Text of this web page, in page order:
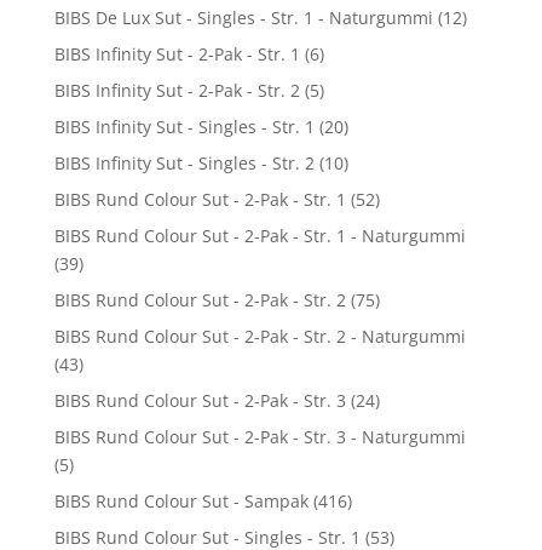
BIBS De Lux Sut - Singles - Str. 1 - Naturgummi (12)
BIBS Infinity Sut - 2-Pak - Str. 1 (6)
BIBS Infinity Sut - 2-Pak - Str. 2 (5)
BIBS Infinity Sut - Singles - Str. 1 (20)
BIBS Infinity Sut - Singles - Str. 2 (10)
BIBS Rund Colour Sut - 2-Pak - Str. 1 (52)
BIBS Rund Colour Sut - 2-Pak - Str. 1 - Naturgummi
(39)
BIBS Rund Colour Sut - 2-Pak - Str. 2 (75)
BIBS Rund Colour Sut - 2-Pak - Str. 2 - Naturgummi
(43)
BIBS Rund Colour Sut - 2-Pak - Str. 3 (24)
BIBS Rund Colour Sut - 2-Pak - Str. 3 - Naturgummi
(5)
BIBS Rund Colour Sut - Sampak (416)
BIBS Rund Colour Sut - Singles - Str. 1 (53)